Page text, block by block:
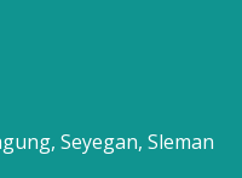
Seyegan, Sleman